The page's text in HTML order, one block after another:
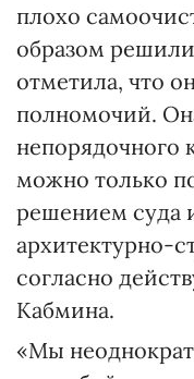
плохо
образом
отметила, что
полномочий.
непорядочного
можно только
решением суда
архитектурно-
согласно
Кабмина.
«Мы